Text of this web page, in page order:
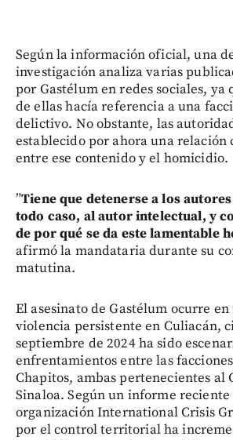
Según la información oficial, una
investigación analiza varias
por Gastélum en redes sociales, ya
de ellas hacía referencia a una
delictivo. No obstante, las
establecido por ahora una relación
entre ese contenido y el homicidio.
”Tiene que detenerse a los
todo caso, al autor intelectual, y
de por qué se da este lamentable
afirmó la mandataria durante su
matutina.
El asesinato de Gastélum ocurre
violencia persistente en Culiacán,
septiembre de 2024 ha sido
enfrentamientos entre las
Chapitos, ambas pertenecientes al
Sinaloa. Según un informe reciente
organización International Crisis
por el control territorial ha